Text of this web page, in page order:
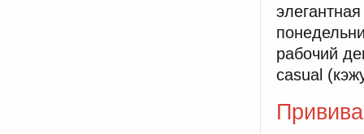
рабочий
casual